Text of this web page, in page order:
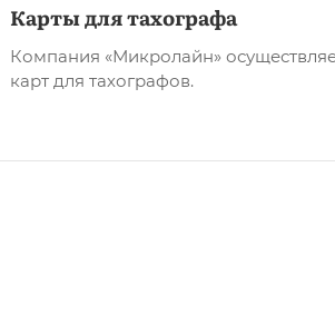
Карты для тахографа
Компания «Микролайн»
карт для тахографов.